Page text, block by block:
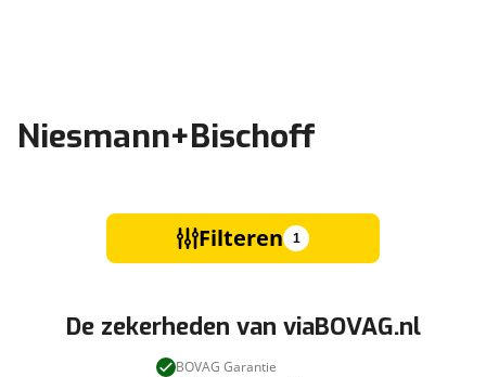
Niesmann+Bischoff
Filteren 1
De zekerheden van viaBOVAG.nl
BOVAG Garantie